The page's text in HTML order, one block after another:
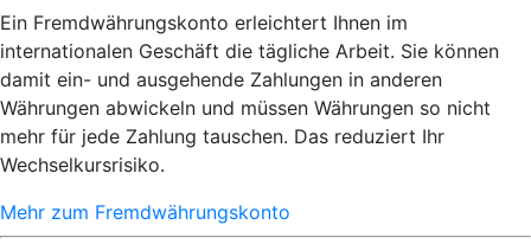
Ein Fremdwährungskonto erleichtert Ihnen im
internationalen Geschäft die tägliche Arbeit. Sie können
damit ein- und ausgehende Zahlungen in anderen
Währungen abwickeln und müssen Währungen so nicht
mehr für jede Zahlung tauschen. Das reduziert Ihr
Wechselkursrisiko.
Mehr zum Fremdwährungskonto